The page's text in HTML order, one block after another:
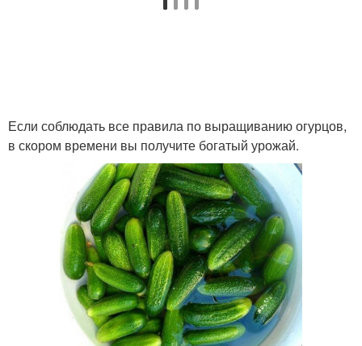
Если соблюдать все правила по выращиванию огурцов,
в скором времени вы получите богатый урожай.